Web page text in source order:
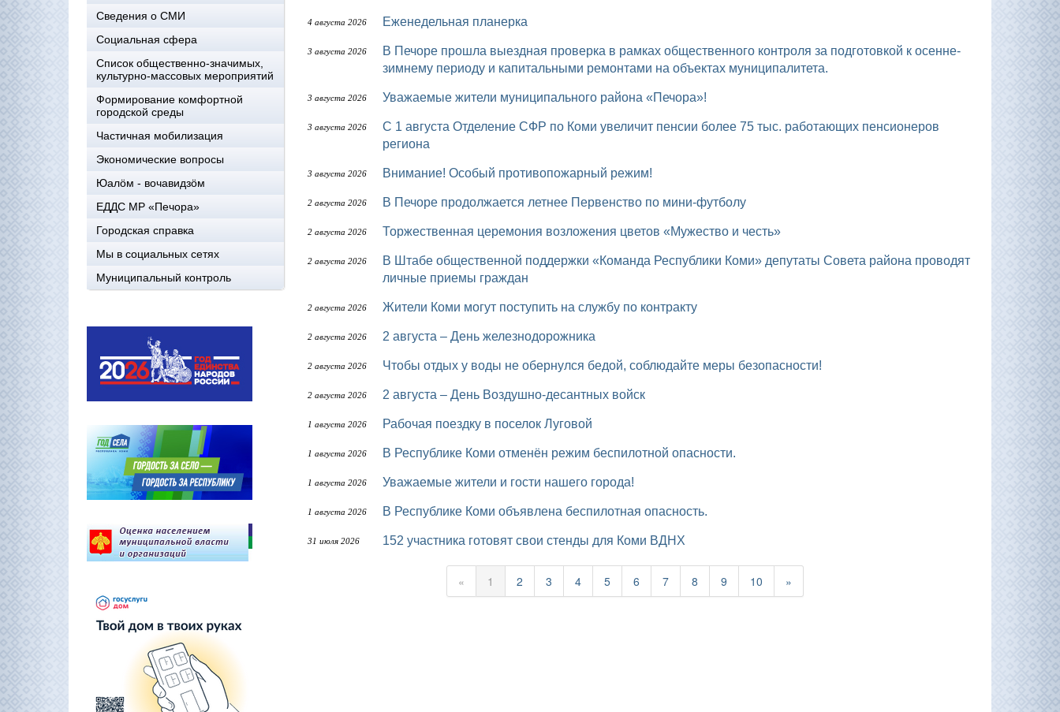
Сведения о СМИ
Социальная сфера
Список общественно-значимых,
культурно-массовых мероприятий
Формирование комфортной
городской среды
Частичная мобилизация
Экономические вопросы
Юалӧм - вочавидзӧм
ЕДДС МР «Печора»
Городская справка
Мы в социальных сетях
Муниципальный контроль
4 августа 2026 Еженедельная планерка
3 августа 2026
В Печоре прошла выездная проверка в рамках общественного контроля за подготовкой к осенне-
зимнему периоду и капитальными ремонтами на объектах муниципалитета.
3 августа 2026 Уважаемые жители муниципального района «Печора»!
3 августа 2026
С 1 августа Отделение СФР по Коми увеличит пенсии более 75 тыс. работающих пенсионеров
региона
3 августа 2026 Внимание! Особый противопожарный режим!
2 августа 2026 В Печоре продолжается летнее Первенство по мини-футболу
2 августа 2026 Торжественная церемония возложения цветов «Мужество и честь»
2 августа 2026
В Штабе общественной поддержки «Команда Республики Коми» депутаты Совета района проводят
личные приемы граждан
2 августа 2026 Жители Коми могут поступить на службу по контракту
2 августа 2026 2 августа – День железнодорожника
2 августа 2026 Чтобы отдых у воды не обернулся бедой, соблюдайте меры безопасности!
2 августа 2026 2 августа – День Воздушно-десантных войск
1 августа 2026 Рабочая поездку в поселок Луговой
1 августа 2026 В Республике Коми отменён режим беспилотной опасности.
1 августа 2026 Уважаемые жители и гости нашего города!
1 августа 2026 В Республике Коми объявлена беспилотная опасность.
31 июля 2026 152 участника готовят свои стенды для Коми ВДНХ
« 1 2 3 4 5 6 7 8 9 10 »